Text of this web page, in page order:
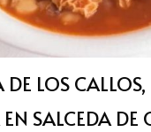
DE LOS
SALCEDA DE